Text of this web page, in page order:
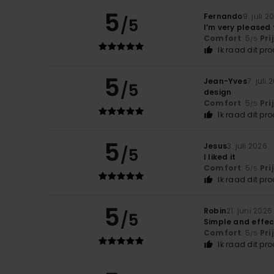
5/5 Fernando9. juli
I’m very
Comfort: 5/5
Ik raad dit
5/5 Jean-Yves7. juli
design
Comfort: 5/5
Ik raad dit
5/5 Jesus3. juli 2026
I liked it
Comfort: 5/5
Ik raad dit
5/5 Robin21. juni 2026
Simple and
Comfort: 5/5
Ik raad dit